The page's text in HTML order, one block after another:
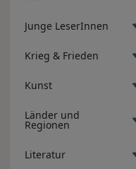
Junge LeserInnen
Krieg & Frieden
Kunst
Länder und
Regionen
Literatur